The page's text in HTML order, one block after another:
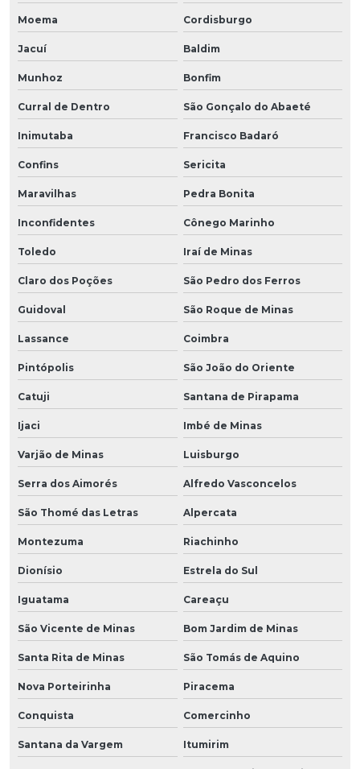
Moema Cordisburgo
Jacuí Baldim
Munhoz Bonfim
Curral de Dentro São Gonçalo do Abaeté
Inimutaba Francisco Badaró
Confins Sericita
Maravilhas Pedra Bonita
Inconfidentes Cônego Marinho
Toledo Iraí de Minas
Claro dos Poções São Pedro dos Ferros
Guidoval São Roque de Minas
Lassance Coimbra
Pintópolis São João do Oriente
Catuji Santana de Pirapama
Ijaci Imbé de Minas
Varjão de Minas Luisburgo
Serra dos Aimorés Alfredo Vasconcelos
São Thomé das Letras Alpercata
Montezuma Riachinho
Dionísio Estrela do Sul
Iguatama Careaçu
São Vicente de Minas Bom Jardim de Minas
Santa Rita de Minas São Tomás de Aquino
Nova Porteirinha Piracema
Conquista Comercinho
Santana da Vargem Itumirim